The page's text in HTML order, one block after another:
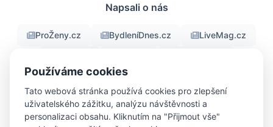
Napsali o nás
ProŽeny.cz BydleníDnes.cz LiveMag.cz
Objektiv24.cz
Používáme cookies
Tato webová stránka používá cookies pro zlepšení
uživatelského zážitku, analýzu návštěvnosti a
personalizaci obsahu. Kliknutím na "Přijmout vše"